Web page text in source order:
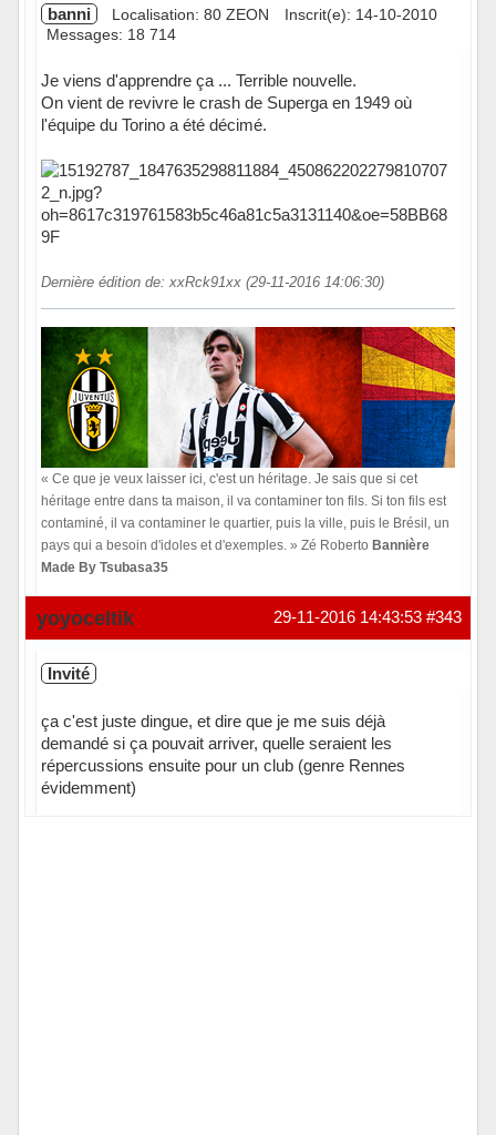
banni Localisation: 80 ZEON
Inscrit(e): 14-10-2010
Messages: 18 714
Je viens d'apprendre ça ... Terrible nouvelle.
On vient de revivre le crash de Superga en 1949 où
l'équipe du Torino a été décimé.
Dernière édition de: xxRck91xx (29-11-2016 14:06:30)
« Ce que je veux laisser ici, c'est un héritage. Je sais que si cet
héritage entre dans ta maison, il va contaminer ton fils. Si ton fils est
contaminé, il va contaminer le quartier, puis la ville, puis le Brésil, un
pays qui a besoin d'idoles et d'exemples. » Zé Roberto Bannière
Made By Tsubasa35
Hors ligne #343
29-11-2016 14:43:53
yoyoceltik
Invité
ça c'est juste dingue, et dire que je me suis déjà
demandé si ça pouvait arriver, quelle seraient les
répercussions ensuite pour un club (genre Rennes
évidemment)